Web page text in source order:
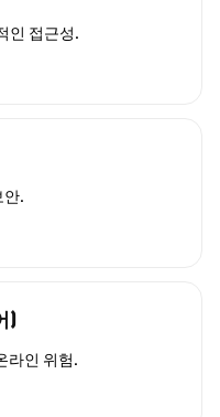
인 접근성.
안.
)
라인 위험.